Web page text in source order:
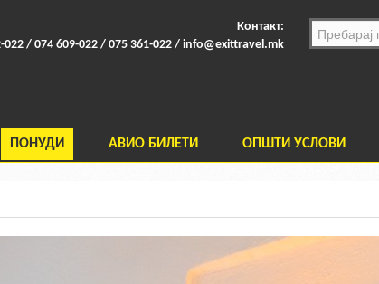
Контакт:
022 / 074 609-022 / 075 361-022 / info@exittravel.mk
ПОНУДИ АВИО БИЛЕТИ ОПШТИ УСЛОВИ